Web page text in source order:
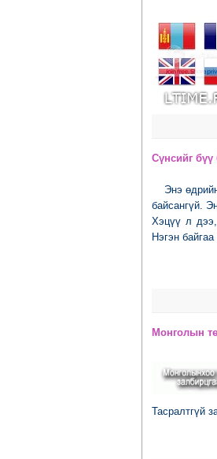
Сүнсийг бүү
Энэ
байсангүй.
Хэцүү л
Нэгэн
Монголын
Тасралтгүй